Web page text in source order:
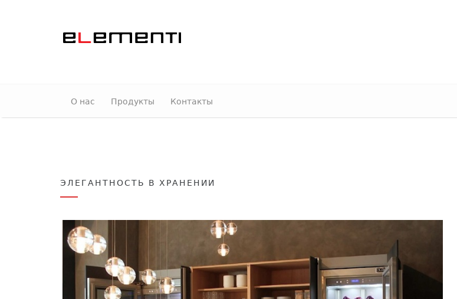
О нас Продукты Контакты
ЭЛЕГАНТНОСТЬ В ХРАНЕНИИ